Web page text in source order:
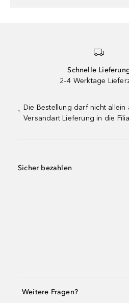
Schnelle
2–4 Werktage
¹
Die Bestellung darf nicht
Versandart Lieferung in die
Sicher bezahlen
Weitere Fragen?